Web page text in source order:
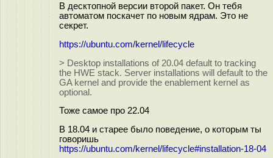
В десктопной версии второй пакет. Он тебя
автоматом поскачет по новым ядрам. Это не
секрет.
https://ubuntu.com/kernel/lifecycle
> Desktop installations of 20.04 default to tracking
the HWE stack. Server installations will default to the
GA kernel and provide the enablement kernel as
optional.
Тоже самое про 22.04
В 18.04 и старее было поведение, о которым ты
говоришь
https://ubuntu.com/kernel/lifecycle#installation-18-04